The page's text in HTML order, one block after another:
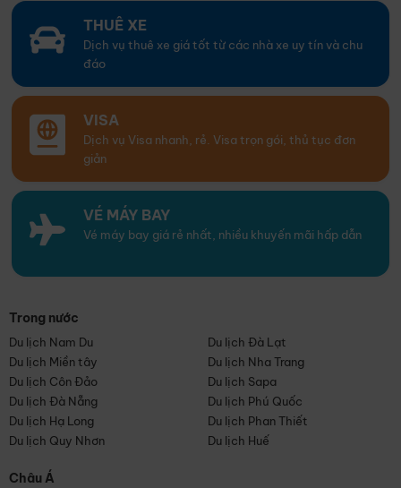
THUÊ XE
Dịch vụ thuê xe giá tốt từ các nhà xe uy tín và chu
đáo
VISA
Dịch vụ Visa nhanh, rẻ. Visa trọn gói, thủ tục đơn
giản
VÉ MÁY BAY
Vé máy bay giá rẻ nhất, nhiều khuyến mãi hấp dẫn
Trong nước
Du lịch Nam Du
Du lịch Đà Lạt
Du lịch Miền tây
Du lịch Nha Trang
Du lịch Côn Đảo
Du lịch Sapa
Du lịch Đà Nẵng
Du lịch Phú Quốc
Du lịch Hạ Long
Du lịch Phan Thiết
Du lịch Quy Nhơn
Du lịch Huế
Châu Á